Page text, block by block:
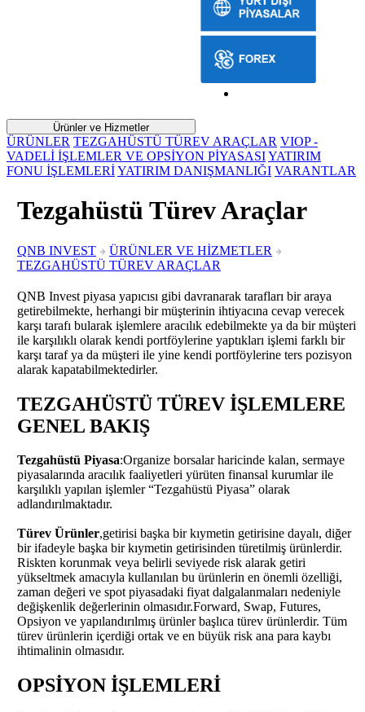
Ürünler ve Hizmetler
ÜRÜNLER TEZGAHÜSTÜ TÜREV ARAÇLAR VIOP -
VADELİ İŞLEMLER VE OPSİYON PİYASASIYATIRIM
FONU İŞLEMLERİYATIRIM DANIŞMANLIĞI VARANTLAR
Tezgahüstü Türev Araçlar
QNB INVEST
ÜRÜNLER VE HİZMETLER
TEZGAHÜSTÜ TÜREV ARAÇLAR
QNB Invest piyasa yapıcısı gibi davranarak tarafları bir araya
getirebilmekte, herhangi bir müşterinin ihtiyacına cevap verecek
karşı tarafı bularak işlemlere aracılık edebilmekte ya da bir müşteri
ile karşılıklı olarak kendi portföylerine yaptıkları işlemi farklı bir
karşı taraf ya da müşteri ile yine kendi portföylerine ters pozisyon
alarak kapatabilmektedirler.
TEZGAHÜSTÜ TÜREV İŞLEMLERE
GENEL BAKIŞ
Tezgahüstü Piyasa:Organize borsalar haricinde kalan, sermaye
piyasalarında aracılık faaliyetleri yürüten finansal kurumlar ile
karşılıklı yapılan işlemler “Tezgahüstü Piyasa” olarak
adlandırılmaktadır.
Türev Ürünler,getirisi başka bir kıymetin getirisine dayalı, diğer
bir ifadeyle başka bir kıymetin getirisinden türetilmiş ürünlerdir.
Riskten korunmak veya belirli seviyede risk alarak getiri
yükseltmek amacıyla kullanılan bu ürünlerin en önemli özelliği,
zaman değeri ve spot piyasadaki fiyat dalgalanmaları nedeniyle
değişkenlik değerlerinin olmasıdır.Forward, Swap, Futures,
Opsiyon ve yapılandırılmış ürünler başlıca türev ürünlerdir. Tüm
türev ürünlerin içerdiği ortak ve en büyük risk ana para kaybı
ihtimalinin olmasıdır.
OPSİYON İŞLEMLERİ